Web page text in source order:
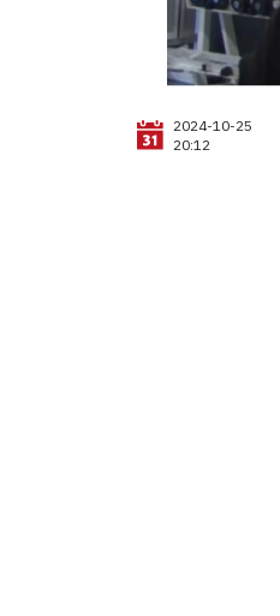
2024-10-25
20:12